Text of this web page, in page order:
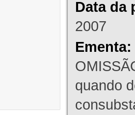
Data da
2007
Ementa:
quando